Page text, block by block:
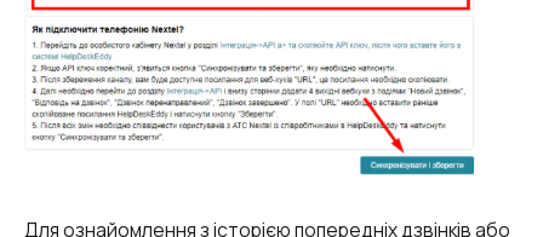
Для ознайомлення з історією попередніх дзвінків або